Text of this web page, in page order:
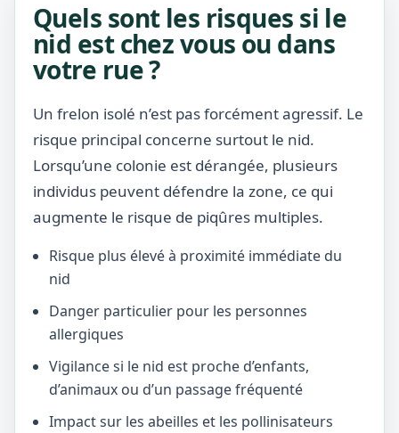
Quels sont les risques si le
nid est chez vous ou dans
votre rue ?
Un frelon isolé n’est pas forcément agressif. Le
risque principal concerne surtout le nid.
Lorsqu’une colonie est dérangée, plusieurs
individus peuvent défendre la zone, ce qui
augmente le risque de piqûres multiples.
Risque plus élevé à proximité immédiate du
nid
Danger particulier pour les personnes
allergiques
Vigilance si le nid est proche d’enfants,
d’animaux ou d’un passage fréquenté
Impact sur les abeilles et les pollinisateurs